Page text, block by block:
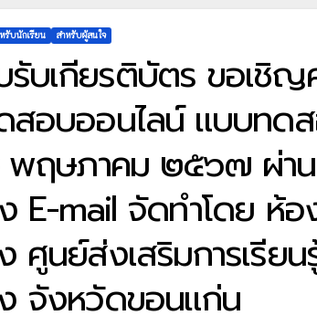
รับนักเรียน สำหรับผู้สนใจ
บเกียรติบัตร ขอเชิ
สอบออนไลน์ แบบทด
พฤษภาคม ๒๕๖๗ ผ่า
E-mail จัดทำโดย ห้อ
นย์ส่งเสริมการเรียน
จังหวัดขอนแก่น